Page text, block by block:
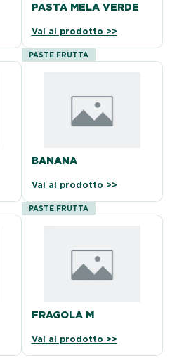
PASTA MELA VERDE
Vai al prodotto >>
PASTE FRUTTA
BANANA
Vai al prodotto >>
PASTE FRUTTA
FRAGOLA M
Vai al prodotto >>